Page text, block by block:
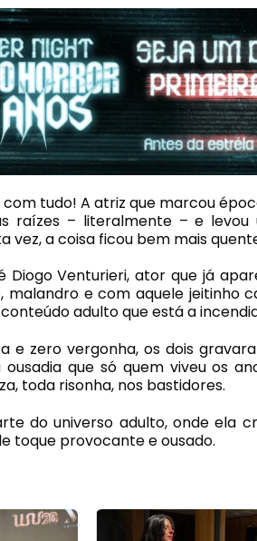
tudo! A atriz que marcou
raízes – literalmente – e
vez, a coisa ficou bem mais
Diogo Venturieri, ator que já
malandro e com aquele jeitinho
adulto que está a
e zero vergonha, os dois
que só quem viveu os
toda risonha, nos bastidores.
do universo adulto, onde ela
toque provocante e ousado.